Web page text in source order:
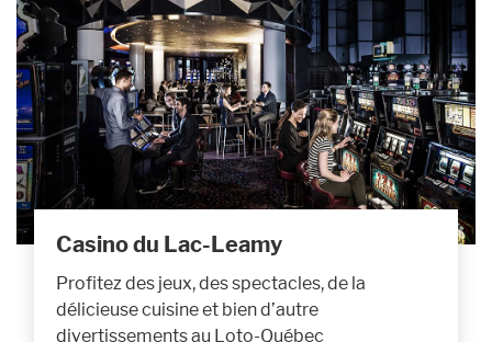
Casino du Lac-Leamy
Profitez des jeux, des spectacles, de la
délicieuse cuisine et bien d’autre
divertissements au Loto-Québec